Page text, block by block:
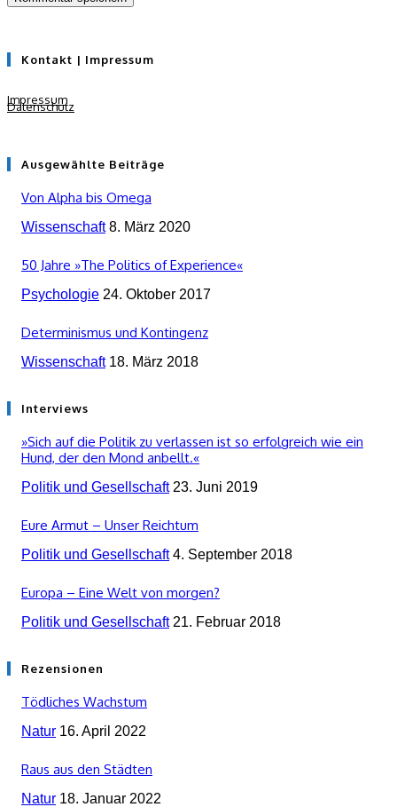
Kontakt | Impressum
Impressum
Datenschutz
Ausgewählte Beiträge
Von Alpha bis Omega
Wissenschaft 8. März 2020
50 Jahre »The Politics of Experience«
Psychologie 24. Oktober 2017
Determinismus und Kontingenz
Wissenschaft 18. März 2018
Interviews
»Sich auf die Politik zu verlassen ist so erfolgreich wie ein
Hund, der den Mond anbellt.«
Politik und Gesellschaft 23. Juni 2019
Eure Armut – Unser Reichtum
Politik und Gesellschaft 4. September 2018
Europa – Eine Welt von morgen?
Politik und Gesellschaft 21. Februar 2018
Rezensionen
Tödliches Wachstum
Natur 16. April 2022
Raus aus den Städten
Natur 18. Januar 2022